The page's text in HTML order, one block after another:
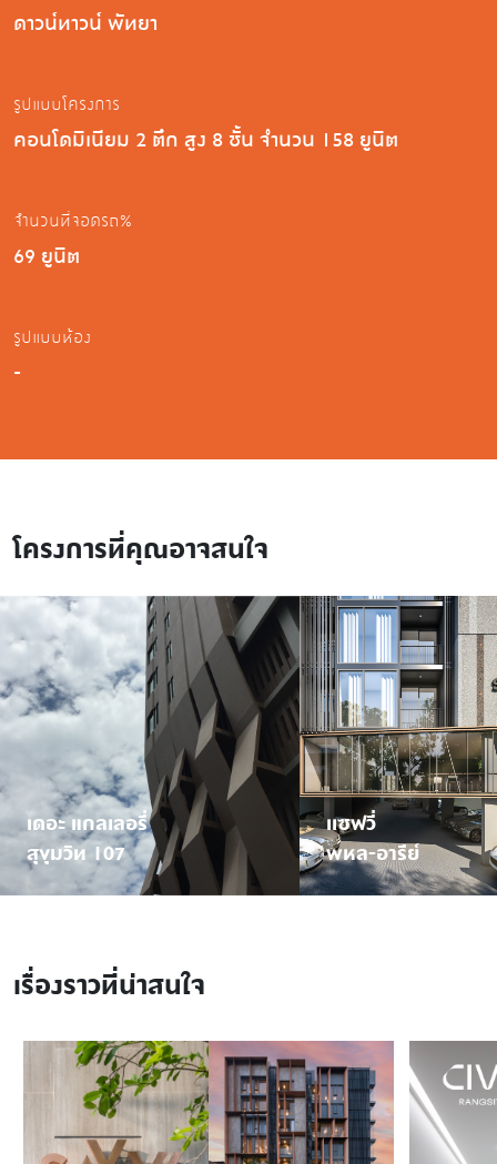
ดาวน์ทาวน์ พัทยา
รูปแบบโครงการ
คอนโดมิเนียม 2 ตึก สูง 8 ชั้น จำนวน 158 ยูนิต
จำนวนที่จอดรถ%
69 ยูนิต
รูปแบบห้อง
-
โครงการที่คุณอาจสนใจ
เดอะ แกลเลอรี่
สุขุมวิท 107
เเซฟวี่
พหล-อารีย์
เรื่องราวที่น่าสนใจ